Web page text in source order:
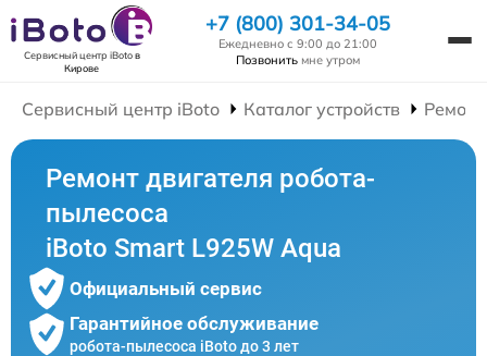
Сервисный центр iBotoв
Кирове
+7 (800) 301-34-05
Ежедневно с 9:00 до 21:00
Позвонить мне утром
Сервисный центр iBoto Каталог устройств
Ремонт двигателя робота-
пылесоса
iBoto Smart L925W Aqua
Официальный сервис
Гарантийное обслуживание
робота-пылесоса iBoto до 3 лет